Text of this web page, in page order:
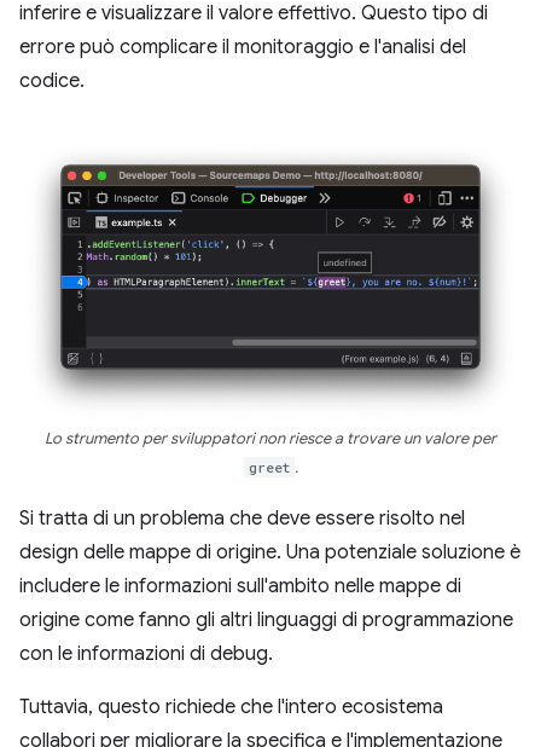
inferire e visualizzare il valore effettivo. Questo tipo di
errore può complicare il monitoraggio e l'analisi del
codice.
Lo strumento per sviluppatori non riesce a trovare un valore per
greet .
Si tratta di un problema che deve essere risolto nel
design delle mappe di origine. Una potenziale soluzione è
includere le informazioni sull'ambito nelle mappe di
origine come fanno gli altri linguaggi di programmazione
con le informazioni di debug.
Tuttavia, questo richiede che l'intero ecosistema
collabori per migliorare la specifica e l'implementazione